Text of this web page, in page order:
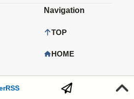
RSS
Navigation
TOP
HOME